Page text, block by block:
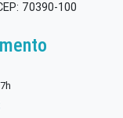
70390-100